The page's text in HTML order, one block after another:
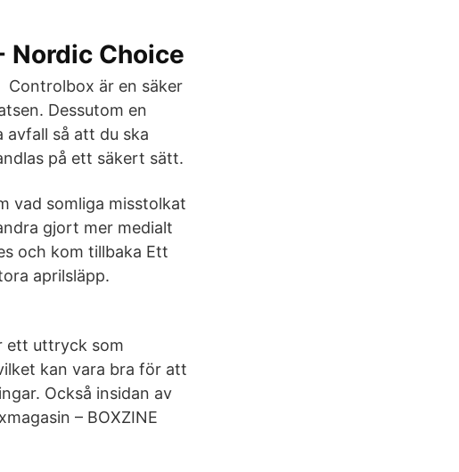
Nordic Choice
är en säker
Dessutom en
avfall så att du ska
på ett säkert sätt.
vad somliga misstolkat
gjort mer medialt
och kom tillbaka Ett
aprilsläpp.
ett uttryck som
kan vara bra för att
Också insidan av
– BOXZINE